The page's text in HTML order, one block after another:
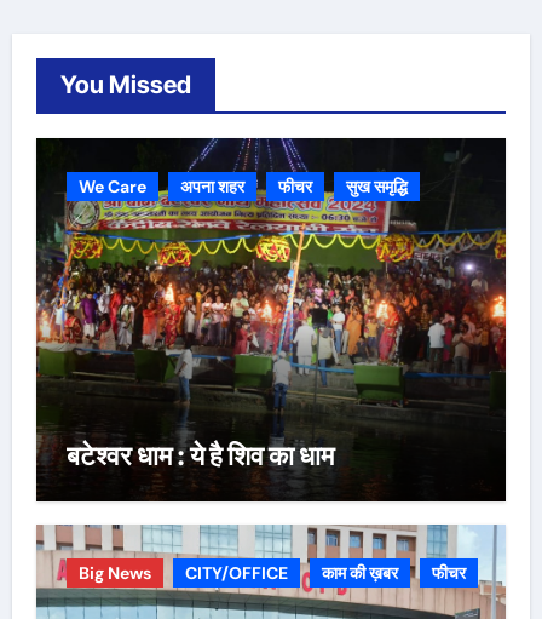
You Missed
We Care अपना शहर फीचर सुख समृद्धि
बटेश्वर धाम : ये है शिव का धाम
Big News CITY/OFFICE काम की ख़बर फीचर